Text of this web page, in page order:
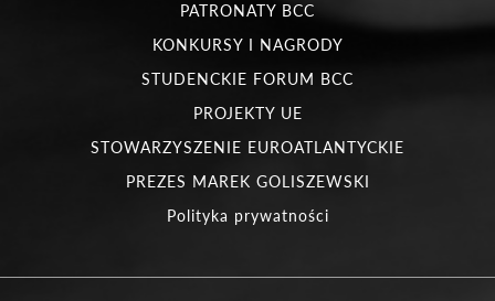
PATRONATY BCC
KONKURSY I NAGRODY
STUDENCKIE FORUM BCC
PROJEKTY UE
STOWARZYSZENIE EUROATLANTYCKIE
PREZES MAREK GOLISZEWSKI
Polityka prywatności